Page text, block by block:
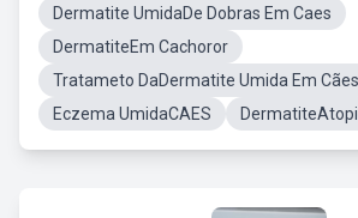
Dermatite UmidaDe Dobras Em Caes
DermatiteEm Cachoror
Tratameto DaDermatite Umida Em Cães
Eczema UmidaCAES